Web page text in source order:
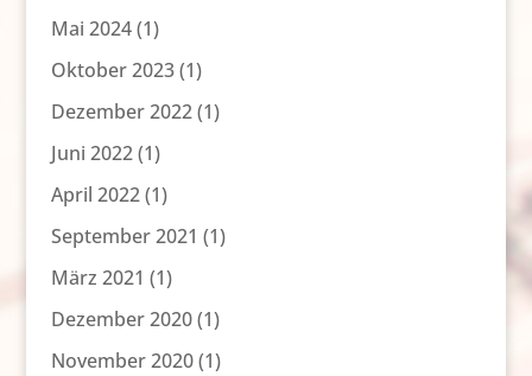
Mai 2024(1)
Oktober 2023(1)
Dezember 2022(1)
Juni 2022(1)
April 2022(1)
September 2021 (1)
März 2021 (1)
Dezember 2020(1)
November 2020(1)